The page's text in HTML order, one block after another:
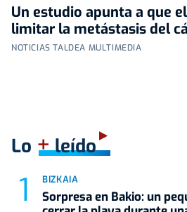
Un estudio apunta a que
limitar la metástasis del
NOTICIAS TALDEA MULTIMEDIA
Lo +leído
BIZKAIA
Sorpresa en Bakio: un